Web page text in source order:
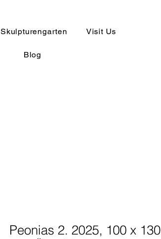
Skulpturengarten Visit Us
Blog
Peonias 2. 2025, 100 x 130